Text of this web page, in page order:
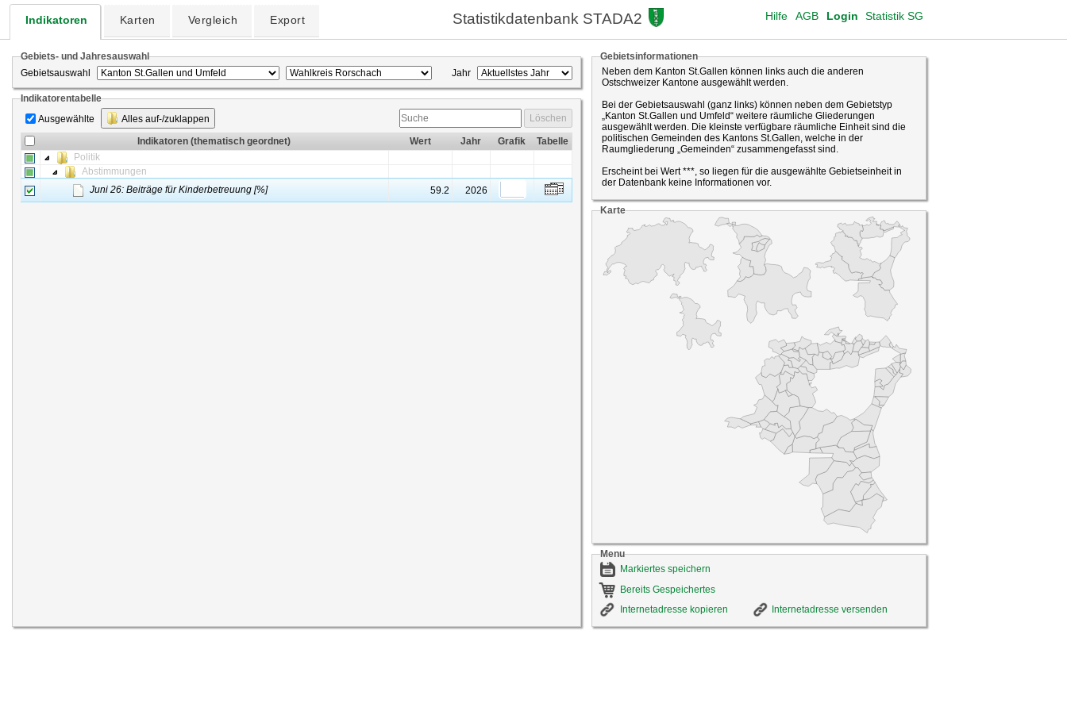
Indikatoren Karten Vergleich Export Statistikdatenbank STADA2 Login Statistik SG
AGB
Hilfe
Gebiets- und Jahresauswahl
Gebietsauswahl
Jahr
Indikatorentabelle
Ausgewählte
Alles auf-/zuklappen Löschen
Indikatoren (thematisch geordnet) Wert Jahr Grafik
Tabelle
Politik
Abstimmungen
Juni 26: Beiträge für Kinderbetreuung [%]
59.2 2026
Gebietsinformationen
Neben dem Kanton St.Gallen können links auch die anderen
Ostschweizer Kantone ausgewählt werden.
Bei der Gebietsauswahl (ganz links) können neben dem Gebietstyp
„Kanton St.Gallen und Umfeld“ weitere räumliche Gliederungen
ausgewählt werden. Die kleinste verfügbare räumliche Einheit sind die
politischen Gemeinden des Kantons St.Gallen, welche in der
Raumgliederung „Gemeinden“ zusammengefasst sind.
Erscheint bei Wert ***, so liegen für die ausgewählte Gebietseinheit in
der Datenbank keine Informationen vor.
Karte
Menu
Markiertes speichern
Bereits Gespeichertes
Internetadresse kopieren
Internetadresse versenden